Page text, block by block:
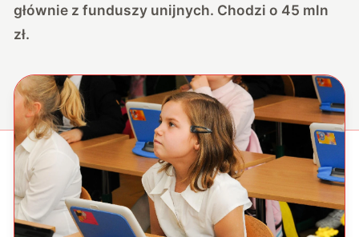
głównie z funduszy unijnych. Chodzi o 45 mln
zł.